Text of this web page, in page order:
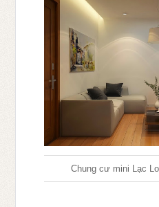
Chung cư mini Lạc